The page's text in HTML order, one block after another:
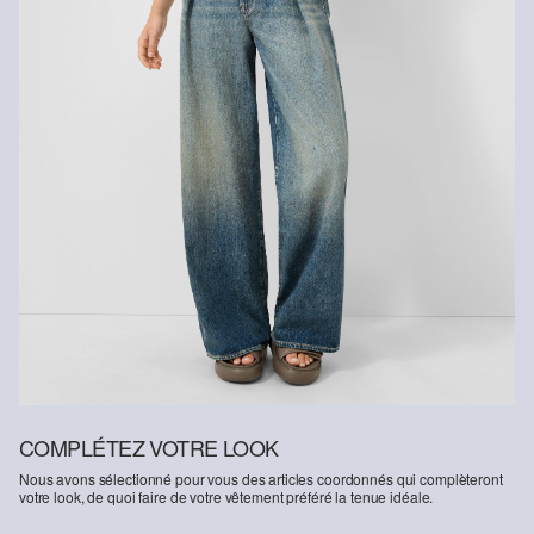
COMPLÉTEZ VOTRE LOOK
Nous avons sélectionné pour vous des articles coordonnés qui complèteront
votre look, de quoi faire de votre vêtement préféré la tenue idéale.